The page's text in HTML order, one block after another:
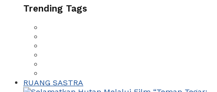
Trending Tags
RUANG SASTRA